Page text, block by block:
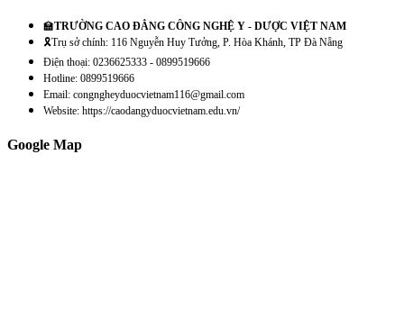
🏫TRƯỜNG CAO ĐẲNG CÔNG NGHỆ Y - DƯỢC VIỆT NAM
🎗️Trụ sở chính: 116 Nguyễn Huy Tưởng, P. Hòa Khánh, TP Đà Nẵng
Điện thoại: 0236625333 - 0899519666
Hotline: 0899519666
Email: congngheyduocvietnam116@gmail.com
Website: https://caodangyduocvietnam.edu.vn/
Google Map